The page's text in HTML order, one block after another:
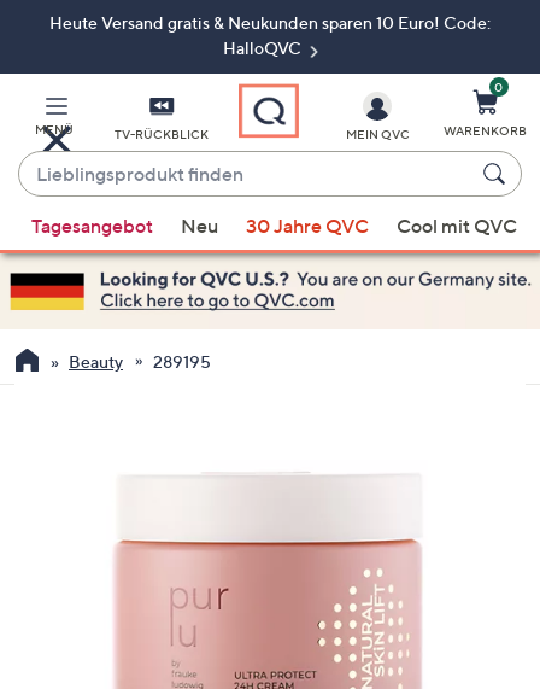
ZumHeute Versand gratis & Neukunden sparen 10 Euro! Code:
HalloQVC
MENÜ TV-RÜCKBLICK
Lieblingsprodukt
finden
Vorschläge
verfügbar
sind,
verwenden
Sie
MEIN QVC
0
WARENKORB
Tagesangebot Neu 30 Jahre QVC Cool mit QVC
Beauty 289195